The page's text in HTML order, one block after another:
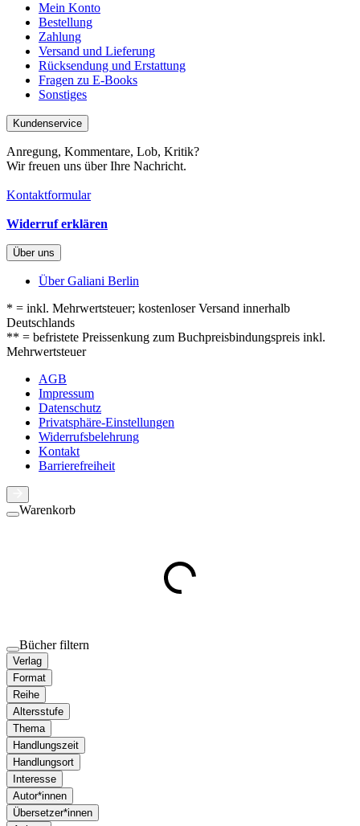
Mein Konto
Bestellung
Zahlung
Versand und Lieferung
Rücksendung und Erstattung
Fragen zu E-Books
Sonstiges
Kundenservice
Anregung, Kommentare, Lob, Kritik?
Wir freuen uns über Ihre Nachricht.
Kontaktformular
Widerruf erklären
Über uns
Über Galiani Berlin
* = inkl. Mehrwertsteuer; kostenloser Versand innerhalb
Deutschlands
** = befristete Preissenkung zum Buchpreisbindungspreis inkl.
Mehrwertsteuer
AGB
Impressum
Datenschutz
Privatsphäre-Einstellungen
Widerrufsbelehrung
Kontakt
Barrierefreiheit
Warenkorb
Bücher filtern
Verlag
Format
Reihe
Altersstufe
Thema
Handlungszeit
Handlungsort
Interesse
Autor*innen
Übersetzer*innen